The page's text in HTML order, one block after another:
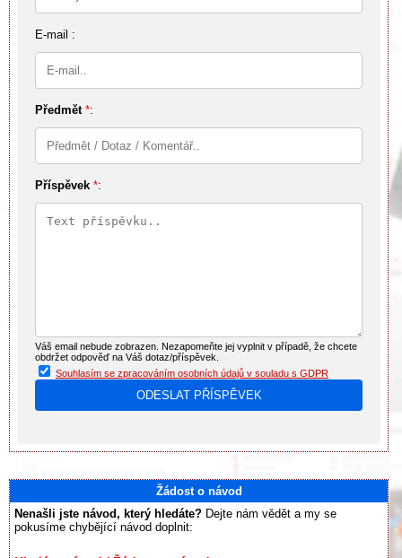
E-mail :
Předmět *:
Příspěvek *:
Váš email nebude zobrazen. Nezapomeňte jej vyplnit v případě, že chcete
obdržet odpověď na Váš dotaz/příspěvek.
Souhlasím se zpracováním osobních údajů v souladu s GDPR
Žádost o návod
Nenašli jste návod, který hledáte? Dejte nám vědět a my se
pokusíme chybějící návod doplnit: